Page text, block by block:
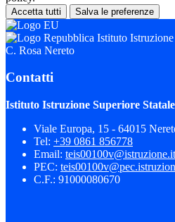
Accetta tutti Salva le preferenze
Istituto
C. Rosa Nereto
Contatti
Istituto Istruzione Superiore
Viale Europa, 15 - 64015
Tel: +39 0861 856778
Email: teis00100v@istruzione.it
PEC:
C.F.: 91000080670